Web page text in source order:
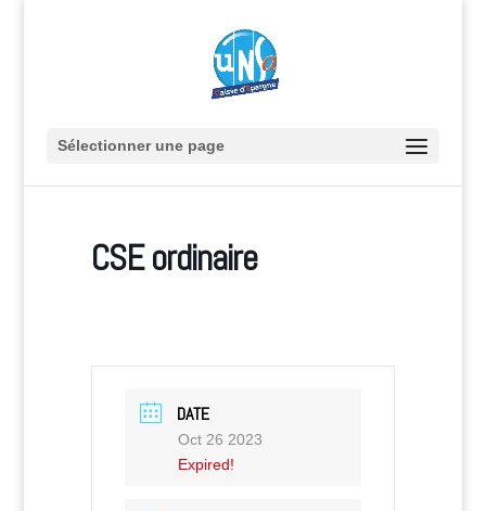
Sélectionner une page
CSE ordinaire
DATE
Oct 26 2023
Expired!